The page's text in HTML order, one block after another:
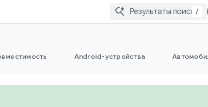
/
Android-устройства